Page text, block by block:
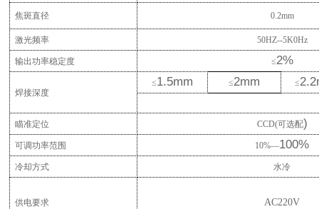
焦斑直径 0.2mm
激光频率 50HZ--5K0Hz
输出功率稳定度 ≤2%
焊接深度
≤1.5mm ≤2mm ≤
瞄准定位 CCD(可选配)
可调功率范围 10%—100%
冷却方式 水冷
供电要求 AC220V